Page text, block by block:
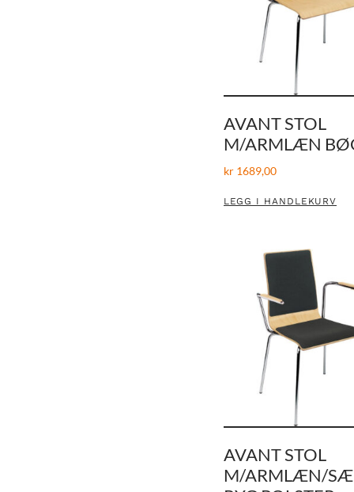
AVANT STOL
M/ARMLÆN
kr1689,00
LEGG I HANDLEKURV
AVANT STOL
M/ARMLÆN/